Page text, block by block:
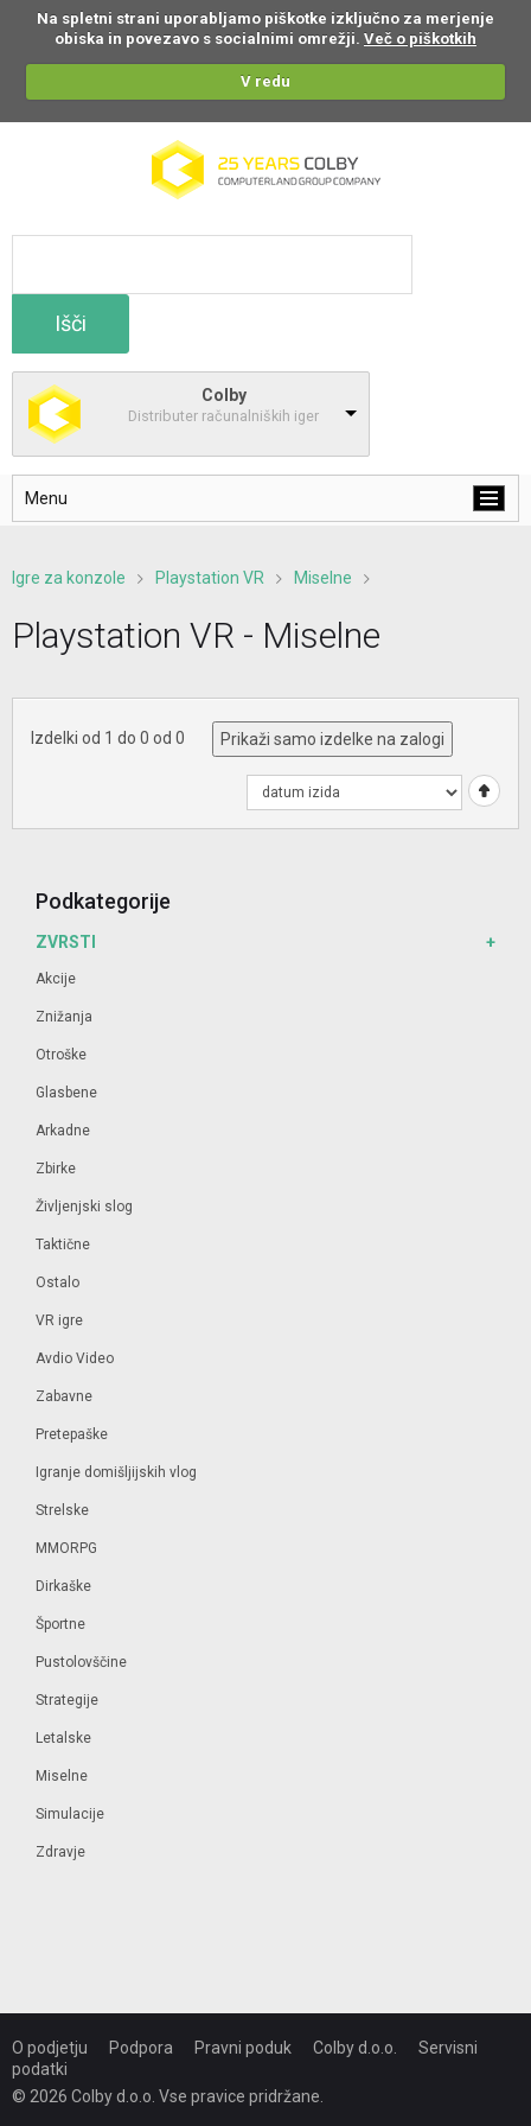
Na spletni strani uporabljamo piškotke izključno za merjenje
obiska in povezavo s socialnimi omrežji. Več o piškotkih
V redu
Išči
Colby
Distributer računalniških iger
Menu
Igre za konzole Playstation VR Miselne
Playstation VR - Miselne
Izdelki od 1 do 0 od 0 Prikaži samo izdelke na zalogi
Podkategorije
ZVRSTI
Akcije
Znižanja
Otroške
Glasbene
Arkadne
Zbirke
Življenjski slog
Taktične
Ostalo
VR igre
Avdio Video
Zabavne
Pretepaške
Igranje domišljijskih vlog
Strelske
MMORPG
Dirkaške
Športne
Pustolovščine
Strategije
Letalske
Miselne
Simulacije
Zdravje
O podjetju Podpora Pravni poduk Colby d.o.o.
Servisni
podatki
© 2026 Colby d.o.o. Vse pravice pridržane.